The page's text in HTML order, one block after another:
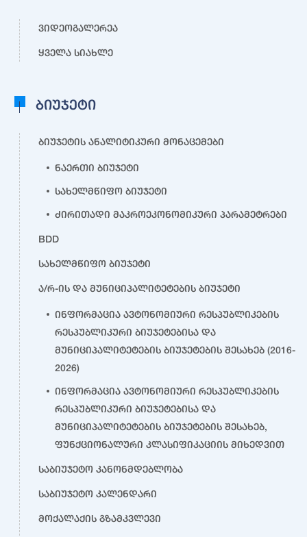
ვიდეოგალერეა
ყველა სიახლე
ბიუჯეტი
ბიუჯეტის ანალიტიკური მონაცემები
ნაერთი ბიუჯეტი
სახელმწიფო ბიუჯეტი
ძირითადი მაკროეკონომიკური პარამეტრები
BDD
სახელმწიფო ბიუჯეტი
ა/რ-ის და მუნიციპალიტეტების ბიუჯეტი
ინფორმაცია ავტონომიური რესპუბლიკების
რესპუბლიკური ბიუჯეტებისა და
მუნიციპალიტეტების ბიუჯეტების შესახებ (2016-
2026)
ინფორმაცია ავტონომიური რესპუბლიკების
რესპუბლიკური ბიუჯეტებისა და
მუნიციპალიტეტების ბიუჯეტების შესახებ,
ფუნქციონალური კლასიფიკაციის მიხედვით
საბიუჯეტო კანონმდებლობა
საბიუჯეტო კალენდარი
მოქალაქის გზამკვლევი